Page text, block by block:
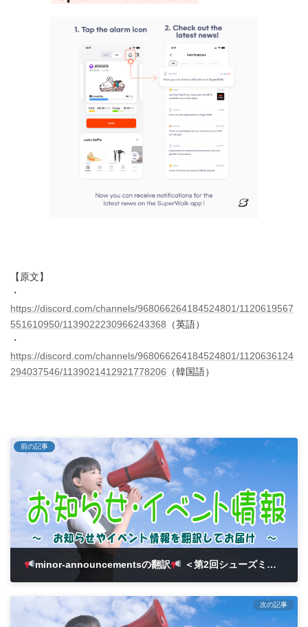
【原文】
・
https://discord.com/channels/968066264184524801/1120619567
551610950/1139022230966243368 （英語）
・
https://discord.com/channels/968066264184524801/1120636124
294037546/1139021412921778206 （韓国語）
前の記事
minor-announcementsの翻訳 ＜第2回シューズミント王イベント中間発表のお知らせ＞
次の記事